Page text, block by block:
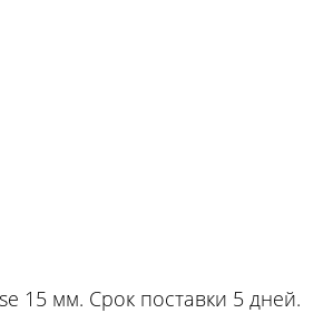
15 мм. Срок поставки 5 дней.